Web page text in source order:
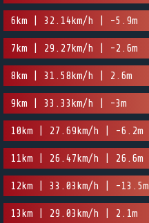
6km | 32.14km/h | -5.9m
7km | 29.27km/h | -2.6m
8km | 31.58km/h | 2.6m
9km | 33.33km/h | -3m
10km | 27.69km/h | -6.2m
11km | 26.47km/h | 26.6m
12km | 33.03km/h | -13.5m
13km | 29.03km/h | 2.1m